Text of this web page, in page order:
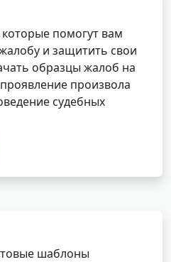
помогут вам
и защитить свои
образцы жалоб на
произвола
судебных
шаблоны